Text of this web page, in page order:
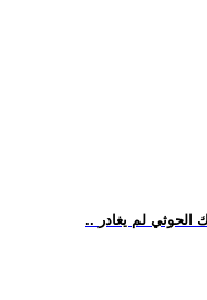
الحوثي لم يغادر